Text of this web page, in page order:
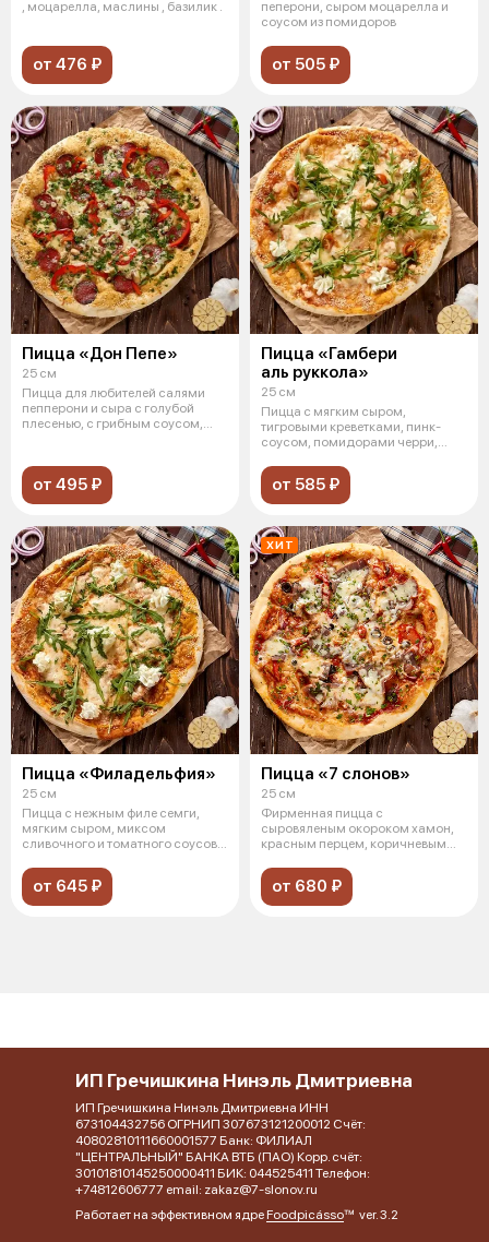
, моцарелла, маслины , базилик .
от 476 ₽
пеперони, сыром моцарелла и
соусом из помидоров
от 505 ₽
Пицца «Дон Пепе»
25 см
Пицца для любителей салями
пепперони и сыра с голубой
плесенью, с грибным соусом,
от 495 ₽
Пицца «Гамбери
аль руккола»
25 см
Пицца с мягким сыром,
тигровыми креветками, пинк-
соусом, помидорами черри,
от 585 ₽
Пицца «Филадельфия»
25 см
Пицца с нежным филе семги,
мягким сыром, миксом
сливочного и томатного соусов,
от 645 ₽
ХИТ
Пицца «7 слонов»
25 см
Фирменная пицца с
сыровяленым окороком хамон,
красным перцем, коричневым
от 680 ₽
ИП Гречишкина Нинэль Дмитриевна
ИП Гречишкина Нинэль Дмитриевна ИНН
673104432756 ОГРНИП 307673121200012 Счёт:
40802810111660001577 Банк: ФИЛИАЛ
"ЦЕНТРАЛЬНЫЙ" БАНКА ВТБ (ПАО) Корр. счёт:
30101810145250000411 БИК: 044525411 Телефон:
+74812606777 email: zakaz@7-slonov.ru
Работает на эффективном ядреFoodpicássover. 3.2